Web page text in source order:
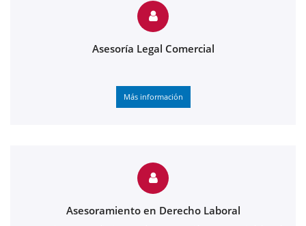
Asesoría Legal Comercial
Más información
Asesoramiento en Derecho Laboral